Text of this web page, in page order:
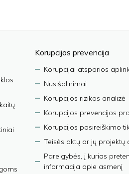
Korupcijos prevencija
Korupcijai atsparios
Nusišalinimai
Korupcijos rizikos analizė
Korupcijos prevencijos
Korupcijos pasireiškimo
Teisės aktų ar jų projektų
Pareigybės, į kurias
informacija apie asmenį